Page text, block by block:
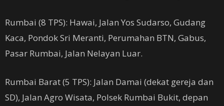
Rumbai (8 TPS): Hawai, Jalan Yos Sudarso, Gudang
Kaca, Pondok Sri Meranti, Perumahan BTN, Gabus,
Pasar Rumbai, Jalan Nelayan Luar.
Rumbai Barat (5 TPS): Jalan Damai (dekat gereja dan
SD), Jalan Agro Wisata, Polsek Rumbai Bukit, depan